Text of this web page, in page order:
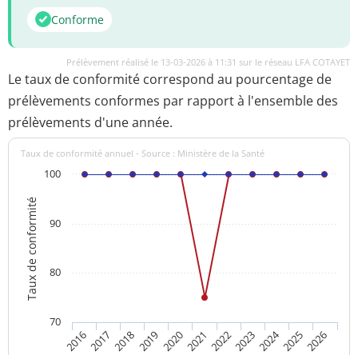
Conforme
Prélèvement réalisé le 13-03-2026 à 11:31 sur le réseau LFA COTAYET
Le taux de conformité correspond au pourcentage de
prélèvements conformes par rapport à l'ensemble des
prélèvements d'une année.
Taux de conformité
Taux de conformité annuel - Source : Ministère de la Santé
20162017 201820192020202120222023202420252026
70
80
90
100